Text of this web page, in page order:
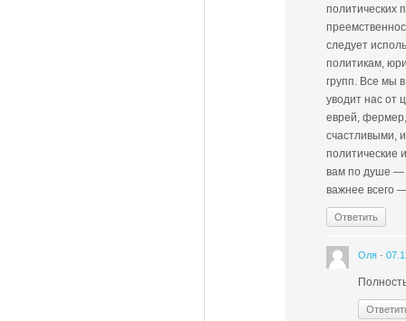
политических
следует
политикам,
групп. Все мы
уводит нас от
еврей,
счастливыми,
политические
вам по душе —
важнее всего
Ответить
Оля -